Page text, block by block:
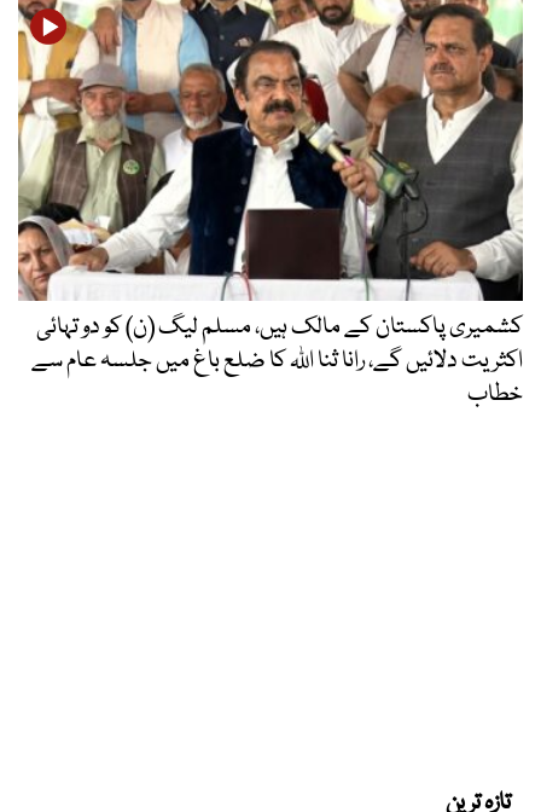
کشمیری پاکستان کے مالک ہیں، مسلم لیگ (ن) کو دو تہائی
اکثریت دلائیں گے، رانا ثنا اللہ کا ضلع باغ میں جلسہ عام سے
خطاب
تازہ ترین